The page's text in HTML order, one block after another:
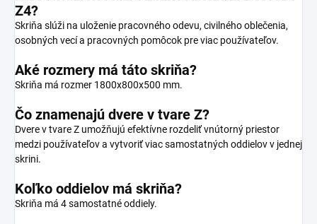
Z4?
Skriňa slúži na uloženie pracovného odevu, civilného oblečenia,
osobných vecí a pracovných pomôcok pre viac používateľov.
Aké rozmery má táto skriňa?
Skriňa má rozmer 1800x800x500 mm.
Čo znamenajú dvere v tvare Z?
Dvere v tvare Z umožňujú efektívne rozdeliť vnútorný priestor
medzi používateľov a vytvoriť viac samostatných oddielov v jednej
skrini.
Koľko oddielov má skriňa?
Skriňa má 4 samostatné oddiely.